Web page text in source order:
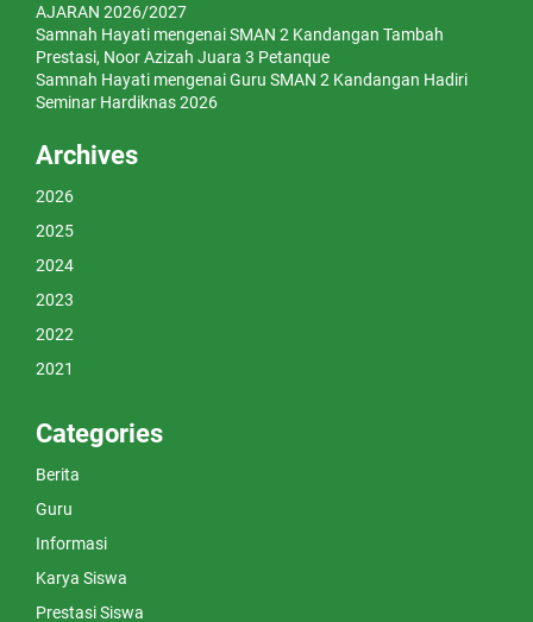
AJARAN 2026/2027
Samnah Hayati mengenaiSMAN 2 Kandangan Tambah
Prestasi, Noor Azizah Juara 3 Petanque
Samnah Hayati mengenaiGuru SMAN 2 Kandangan Hadiri
Seminar Hardiknas 2026
Archives
2026
2025
2024
2023
2022
2021
Categories
Berita
Guru
Informasi
Karya Siswa
Prestasi Siswa